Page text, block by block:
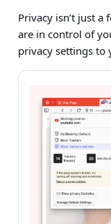
Privacy isn’t just a
are in control of
privacy settings to